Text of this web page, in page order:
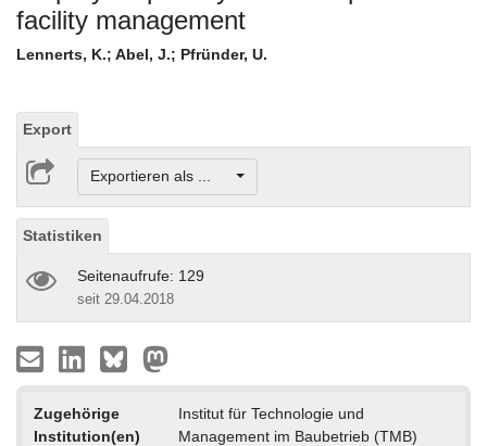
facility management
Lennerts, K.; Abel, J.; Pfründer, U.
Export
Exportieren als ...
Statistiken
Seitenaufrufe: 129
seit 29.04.2018
Zugehörige
Institution(en)
Institut für Technologie und
Management im Baubetrieb (TMB)